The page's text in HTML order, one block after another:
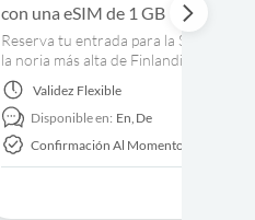
con una eSIM de 1 GB
Reserva tu entrada para la SkyWheel
la noria más alta de Finlandia, y
conectado durante tu estancia con
de 1 GB.
Validez Flexible
Disponible en: En,De
Confirmación Al Momento